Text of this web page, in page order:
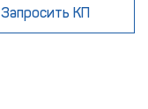
Запросить КП